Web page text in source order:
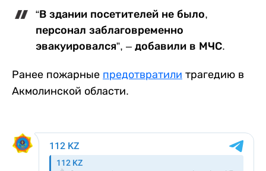
“В здании посетителей не было,
персонал заблаговременно
эвакуировался”, – добавили в МЧС.
Ранее пожарные предотвратили трагедию в
Акмолинской области.